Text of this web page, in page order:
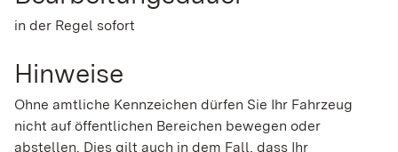
in der Regel sofort
Hinweise
Ohne amtliche Kennzeichen dürfen Sie Ihr Fahrzeug
nicht auf öffentlichen Bereichen bewegen oder
abstellen. Dies gilt auch in dem Fall, dass Ihr